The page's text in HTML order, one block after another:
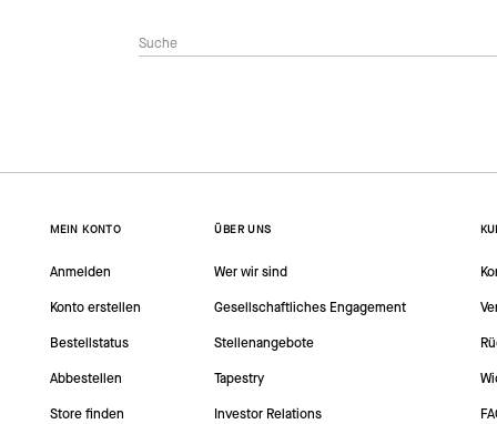
MEIN KONTO
Anmelden
Konto erstellen
Bestellstatus
Abbestellen
Store finden
ÜBER UNS
Wer wir sind
Gesellschaftliches Engagement
Stellenangebote
Tapestry
Investor Relations